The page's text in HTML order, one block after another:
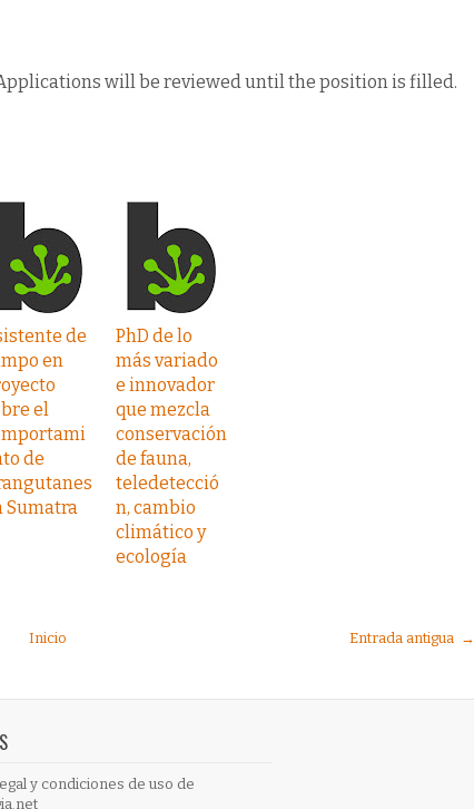
will be reviewed until the position is filled.
de
en
el
de
Sumatra
PhD de lo
más variado
e innovador
que mezcla
conservación
de fauna,
teledetecció
n, cambio
climático y
ecología
Entrada antigua →
Inicio
y condiciones de uso de